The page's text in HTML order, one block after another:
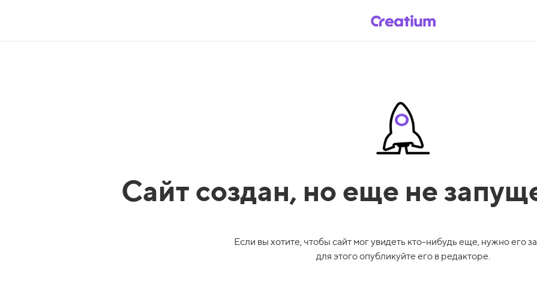
Сайт создан, но еще не
Если вы хотите, чтобы сайт мог увидеть кто-нибудь еще, нужно его
для этого опубликуйте его в редакторе.